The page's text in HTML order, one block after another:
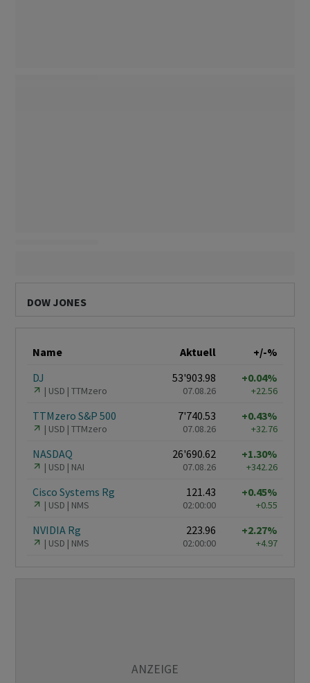
DOW JONES
Name Aktuell
+/-%
DJ
USD TTMzero
53'903.98
07.08.26
+0.04%
+22.56
TTMzero S&P 500
USD TTMzero
7'740.53
07.08.26
+0.43%
+32.76
NASDAQ
USD NAI
26'690.62
07.08.26
+1.30%
+342.26
Cisco Systems Rg
USD NMS
121.43
02:00:00
+0.45%
+0.55
NVIDIA Rg
USD NMS
223.96
02:00:00
+2.27%
+4.97